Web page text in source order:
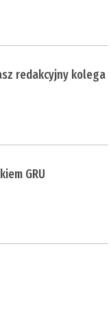
redakcyjny kolega
GRU